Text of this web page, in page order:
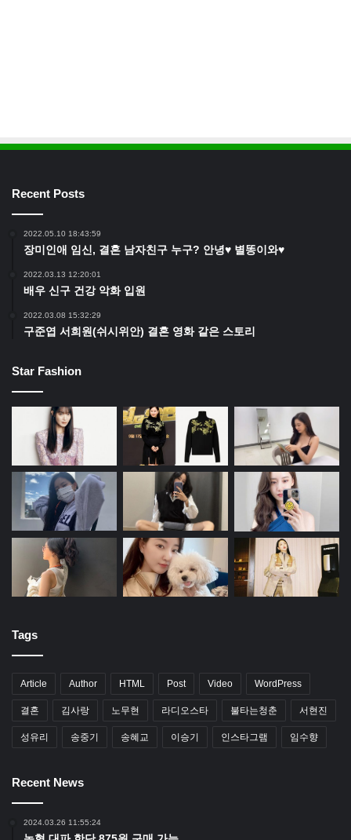
Recent Posts
2022.05.10 18:43:59
장미인애 임신, 결혼 남자친구 누구? 안녕♥ 별똥이와♥
2022.03.13 12:20:01
배우 신구 건강 악화 입원
2022.03.08 15:32:29
구준엽 서희원(쉬시위안) 결혼 영화 같은 스토리
Star Fashion
Tags
Article Author HTML Post Video WordPress
결혼 김사랑 노무현 라디오스타 불타는청춘 서현진
성유리 송중기 송혜교 이승기 인스타그램 임수향
Recent News
2024.03.26 11:55:24